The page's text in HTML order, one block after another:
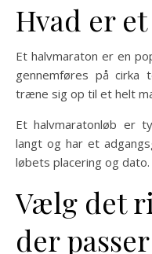
Hvad er
Et halvmaraton er en
gennemføres på
træne sig op til et helt
Et halvmaratonløb er
langt og har et
løbets placering og dato.
Vælg det
der